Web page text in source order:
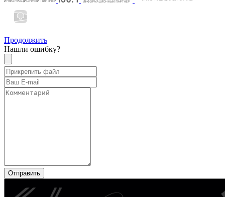
Продолжить
Нашли ошибку?